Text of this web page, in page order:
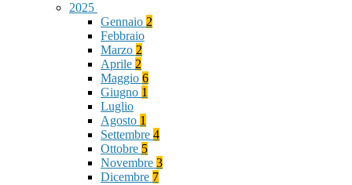
2025
Gennaio 2
Febbraio
Marzo 2
Aprile 2
Maggio 6
Giugno 1
Luglio
Agosto 1
Settembre 4
Ottobre 5
Novembre 3
Dicembre 7